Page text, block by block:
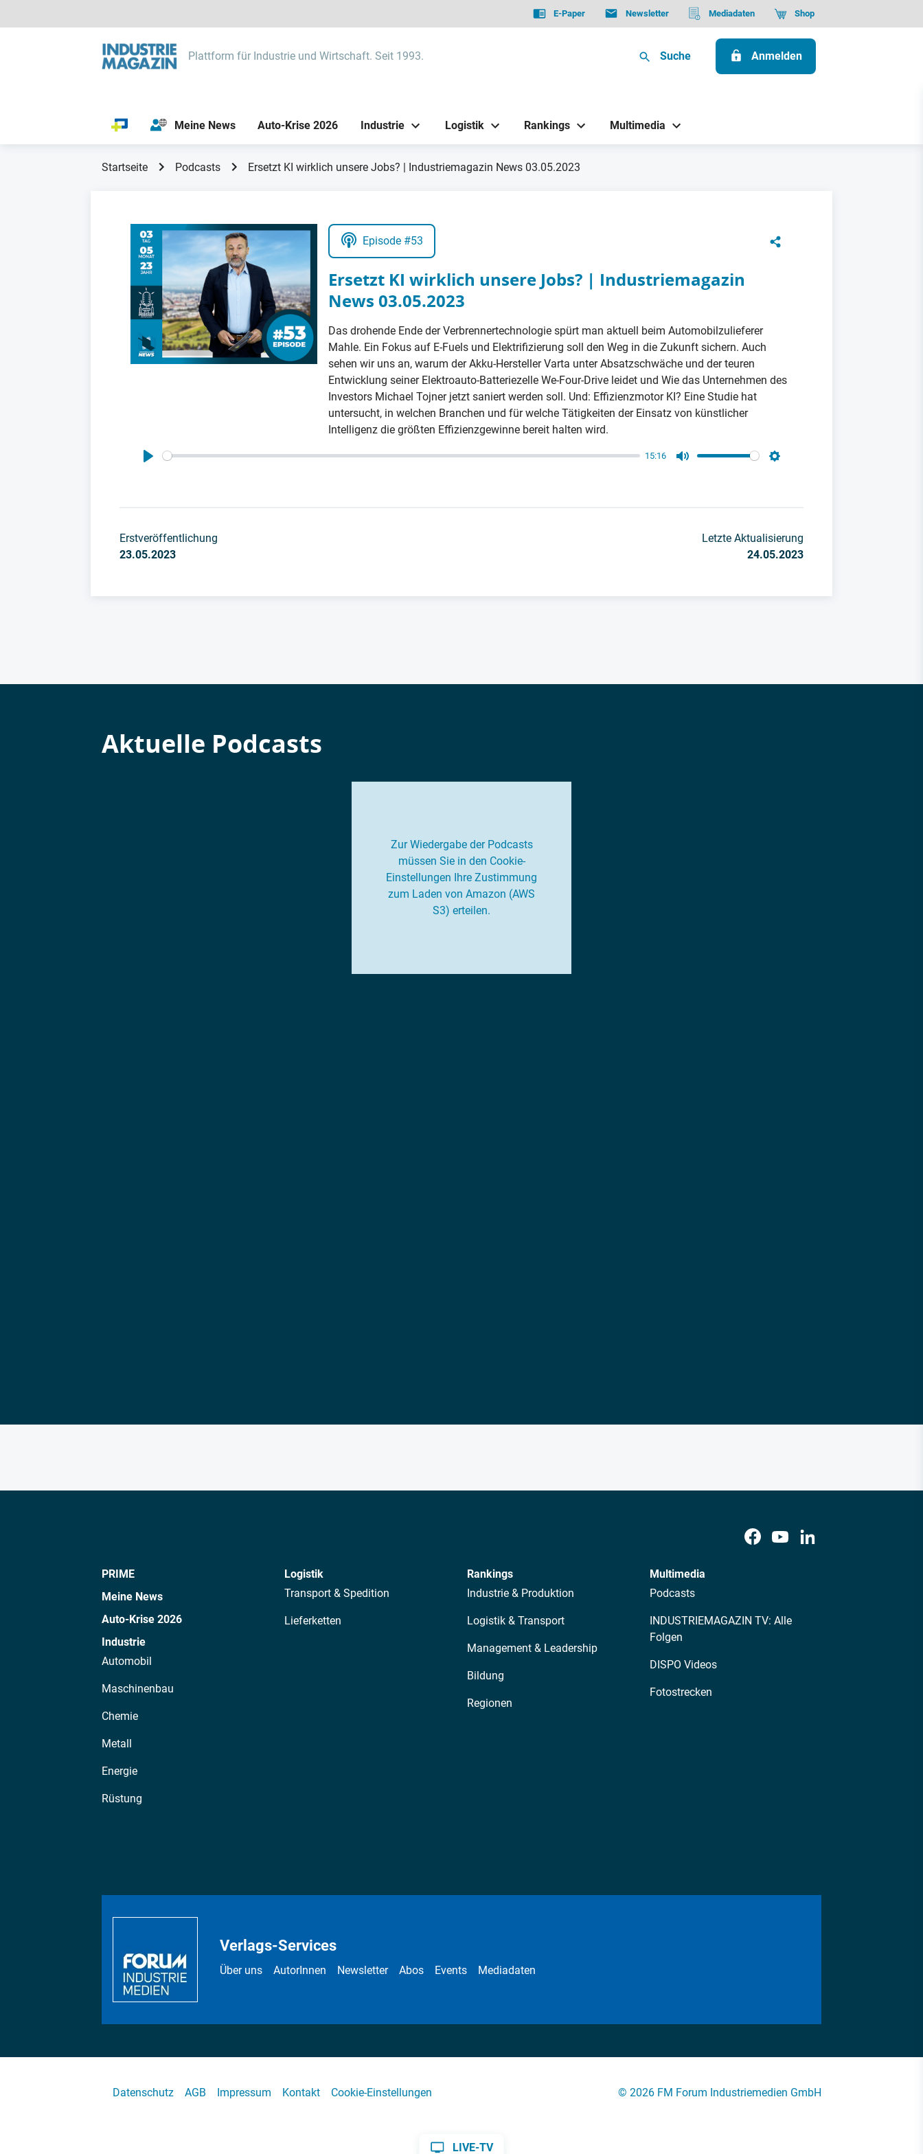
E-Paper Newsletter Mediadaten Shop
Plattform für Industrie und Wirtschaft. Seit 1993. Suche Anmelden
Meine News Auto-Krise 2026 Industrie Logistik Rankings Multimedia
Startseite Podcasts Ersetzt KI wirklich unsere Jobs? | Industriemagazin News 03.05.2023
Episode #53
Ersetzt KI wirklich unsere Jobs? | Industriemagazin
News 03.05.2023
Das drohende Ende der Verbrennertechnologie spürt man aktuell beim Automobilzulieferer
Mahle. Ein Fokus auf E-Fuels und Elektrifizierung soll den Weg in die Zukunft sichern. Auch
sehen wir uns an, warum der Akku-Hersteller Varta unter Absatzschwäche und der teuren
Entwicklung seiner Elektroauto-Batteriezelle We-Four-Drive leidet und Wie das Unternehmen des
Investors Michael Tojner jetzt saniert werden soll. Und: Effizienzmotor KI? Eine Studie hat
untersucht, in welchen Branchen und für welche Tätigkeiten der Einsatz von künstlicher
Intelligenz die größten Effizienzgewinne bereit halten wird.
15:16
Erstveröffentlichung
23.05.2023
Letzte Aktualisierung
24.05.2023
Aktuelle Podcasts
Zur Wiedergabe der Podcasts
müssen Sie in den Cookie-
Einstellungen Ihre Zustimmung
zum Laden von Amazon (AWS
S3) erteilen.
PRIME
Meine News
Auto-Krise 2026
Industrie
Automobil
Maschinenbau
Chemie
Metall
Energie
Rüstung
Logistik
Transport & Spedition
Lieferketten
Rankings
Industrie & Produktion
Logistik & Transport
Management & Leadership
Bildung
Regionen
Multimedia
Podcasts
INDUSTRIEMAGAZIN TV: Alle
Folgen
DISPO Videos
Fotostrecken
Verlags-Services
Über uns AutorInnen Newsletter Abos Events Mediadaten
Datenschutz AGB Impressum Kontakt Cookie-Einstellungen © 2026 FM Forum Industriemedien GmbH
LIVE-TV